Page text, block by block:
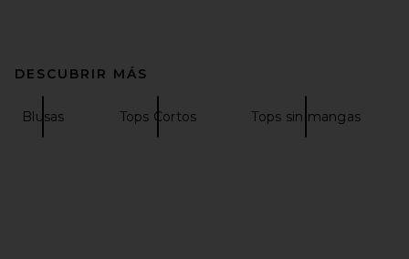
DESCUBRIR MÁS
Blusas Tops Cortos Tops sin mangas